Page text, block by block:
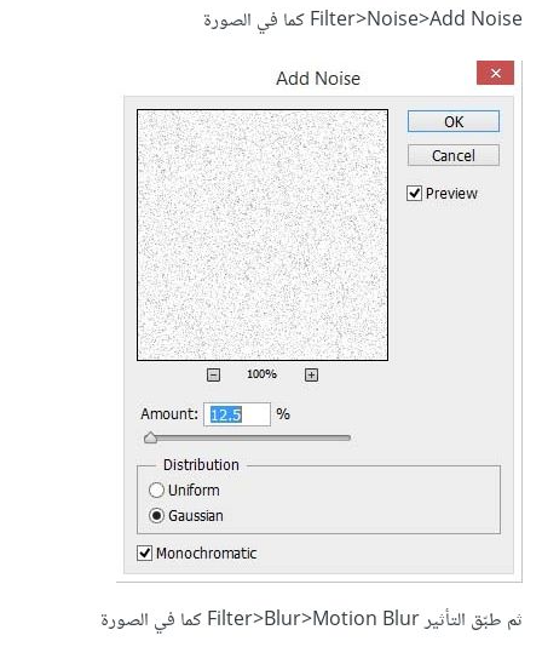
Filter>Noise>Add Noise كما في الصورة
ثم طبّق التأثير Filter>Blur>Motion Blur كما في الصورة